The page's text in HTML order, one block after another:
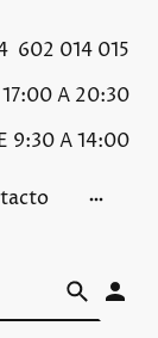
014 015
17:00 A 20:30
9:30 A 14:00